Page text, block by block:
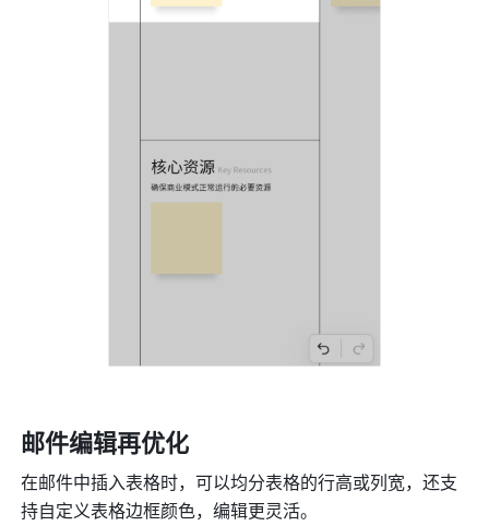
邮件编辑再优化
在邮件中插入表格时，可以均分表格的行高或列宽，还支
持自定义表格边框颜色，编辑更灵活。